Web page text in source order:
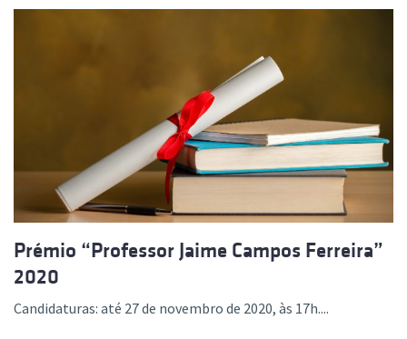
Prémio “Professor Jaime Campos Ferreira”
2020
Candidaturas: até 27 de novembro de 2020, às 17h....